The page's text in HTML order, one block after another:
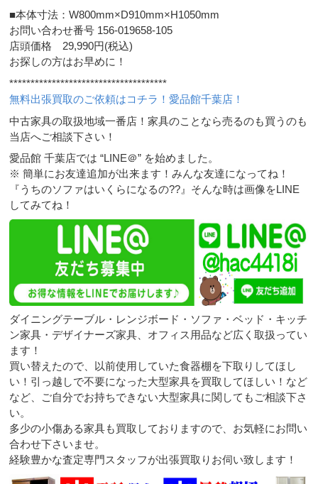
■本体寸法：W800mm×D910mm×H1050mm
お問い合わせ番号 156-019658-105
店頭価格 29,990円(税込)
お探しの方はお早めに！
*************************************
無料出張買取のご依頼はコチラ！愛品館千葉店！
中古家具の取扱地域一番店！家具のことなら売るのも買うのも
当店へご相談下さい！
愛品館 千葉店では “LINE＠” を始めました。
※ 簡単にお友達追加が出来ます！みんな友達になってね！
『うちのソファはいくらになるの??』そんな時は画像をLINE
してみてね！
ダイニングテーブル・レンジボード・ソファ・ベッド・キッチ
ン家具・デザイナーズ家具、オフィス用品など広く取扱ってい
ます！
買い替えたので、以前使用していた食器棚を下取りしてほし
い！引っ越しで不要になった大型家具を買取してほしい！など
など、ご自分でお持ちできない大型家具に関してもご相談下さ
い。
多少の小傷ある家具も買取しておりますので、お気軽にお問い
合わせ下さいませ。
経験豊かな査定専門スタッフが出張買取りお伺い致します！